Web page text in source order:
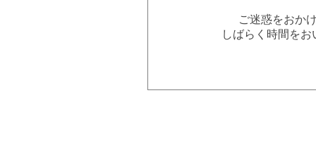
ご迷惑をおか
しばらく時間を